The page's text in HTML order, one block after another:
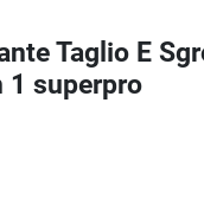
Taglio E
1 superpro